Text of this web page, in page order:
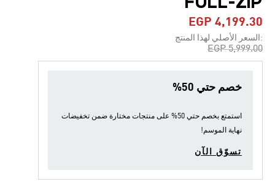
EGP 4,199.30
:السعر الأصلي لهذا المنتج
Price reduced from
EGP 5,999.00
to
خصم حتي 50%
استمتع بخصم حتي 50% على منتجات مختارة ضمن
تخفيضات
نهاية الموسم!
تسوّق الآن